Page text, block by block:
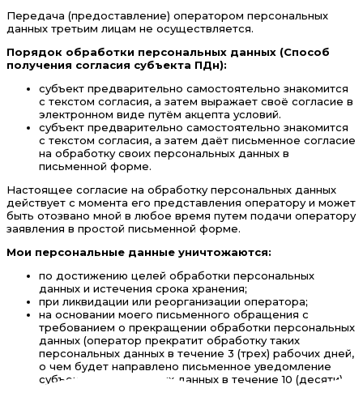
Передача (предоставление) оператором персональных
данных третьим лицам не осуществляется.
Порядок обработки персональных данных (Способ
получения согласия субъекта ПДн):
субъект предварительно самостоятельно знакомится
с текстом согласия, а затем выражает своё согласие в
электронном виде путём акцепта условий.
субъект предварительно самостоятельно знакомится
с текстом согласия, а затем даёт письменное согласие
на обработку своих персональных данных в
письменной форме.
Настоящее согласие на обработку персональных данных
действует с момента его представления оператору и может
быть отозвано мной в любое время путем подачи оператору
заявления в простой письменной форме.
Мои персональные данные уничтожаются:
по достижению целей обработки персональных
данных и истечения срока хранения;
при ликвидации или реорганизации оператора;
на основании моего письменного обращения с
требованием о прекращении обработки персональных
данных (оператор прекратит обработку таких
персональных данных в течение 3 (трех) рабочих дней,
о чем будет направлено письменное уведомление
субъекту персональных данных в течение 10 (десяти)